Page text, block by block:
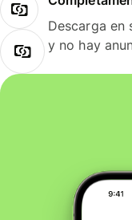
Descarga en
y no hay